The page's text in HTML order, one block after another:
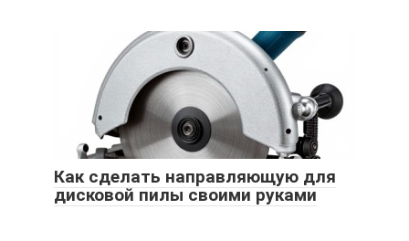
Как сделать направляющую для
дисковой пилы своими руками